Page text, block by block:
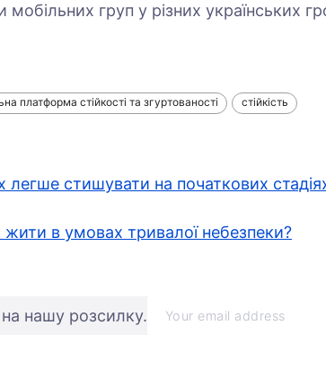
мобільних груп у різних українських
платформа стійкості та згуртованості стійкість
легше стишувати на початкових
жити в умовах тривалої небезпеки?
на нашу розсилку.